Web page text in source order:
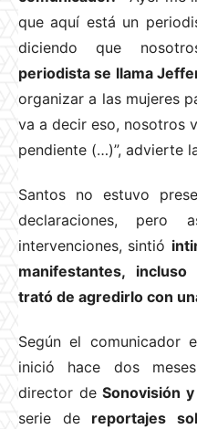
que aquí está un
diciendo que
periodista se llama
organizar a las mujeres
va a decir eso, nosotros
pendiente (…)”, advierte
Santos no estuvo
declaraciones, pero
intervenciones, sintió
manifestantes,
trató de agredirlo con
Según el comunicador
inició hace dos
director deSonovisión
serie de reportajes